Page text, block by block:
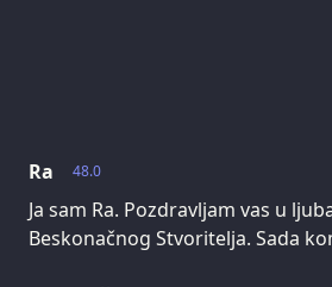
48.0
Ra
Ja sam Ra. Pozdravljam vas u
Beskonačnog Stvoritelja. Sada